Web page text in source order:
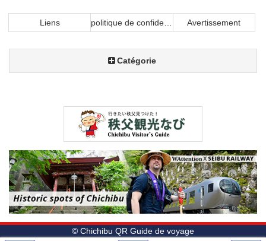
Liens politique de confidentialité Avertissement
Catégorie
© Chichibu QR Guide de voyage